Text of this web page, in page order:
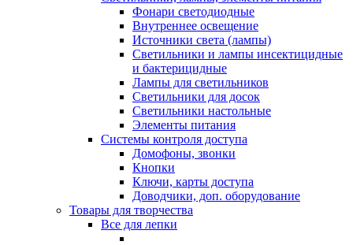
Фонари светодиодные
Внутреннее освещение
Источники света (лампы)
Светильники и лампы инсектицидные
и бактерицидные
Лампы для светильников
Светильники для досок
Светильники настольные
Элементы питания
Системы контроля доступа
Домофоны, звонки
Кнопки
Ключи, карты доступа
Доводчики, доп. оборудование
Товары для творчества
Все для лепки